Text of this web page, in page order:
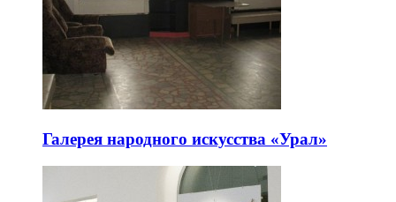
Галерея народного искусства «Урал»